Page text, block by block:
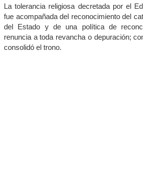
La tolerancia religiosa decretada por el
fue acompañada del reconocimiento del
del Estado y de una política de
renuncia a toda revancha o depuración;
consolidó el trono.